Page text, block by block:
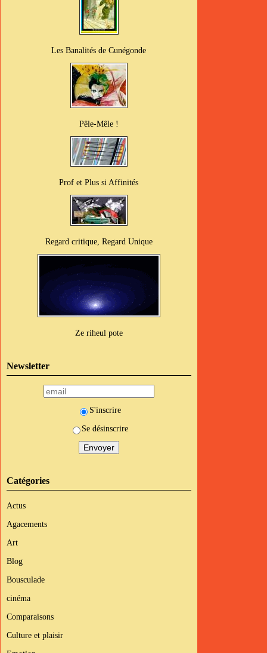
Les Banalités de Cunégonde
Pêle-Mêle !
Prof et Plus si Affinités
Regard critique, Regard Unique
Ze riheul pote
Newsletter
S'inscrire
Se désinscrire
Catégories
Actus
Agacements
Art
Blog
Bousculade
cinéma
Comparaisons
Culture et plaisir